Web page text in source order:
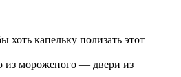
капельку полизать этот
из мороженого — двери из